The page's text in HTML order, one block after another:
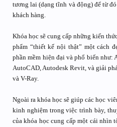
tương lai (dạng tĩnh và động) để từ
khách hàng.
Khóa học sẽ cung cấp những kiến
phẩm “thiết kế nội thật” một cách
phần mềm hiện đại và phổ biến như:
AutoCAD, Autodesk Revit, và giải
và V-Ray.
Ngoài ra khóa học sẽ giúp các học
kinh nghiệm trong việc trình bày,
của khóa học cung cấp một cái nhìn